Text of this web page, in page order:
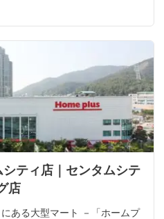
ティ店｜センタムシテ
店
ある大型マート －「ホームプ